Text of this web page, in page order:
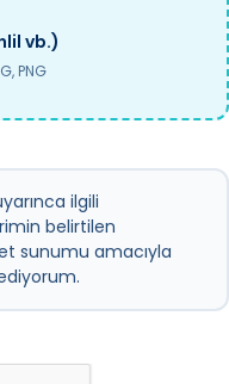
vb.)
PNG
ilgili
belirtilen
sunumu amacıyla